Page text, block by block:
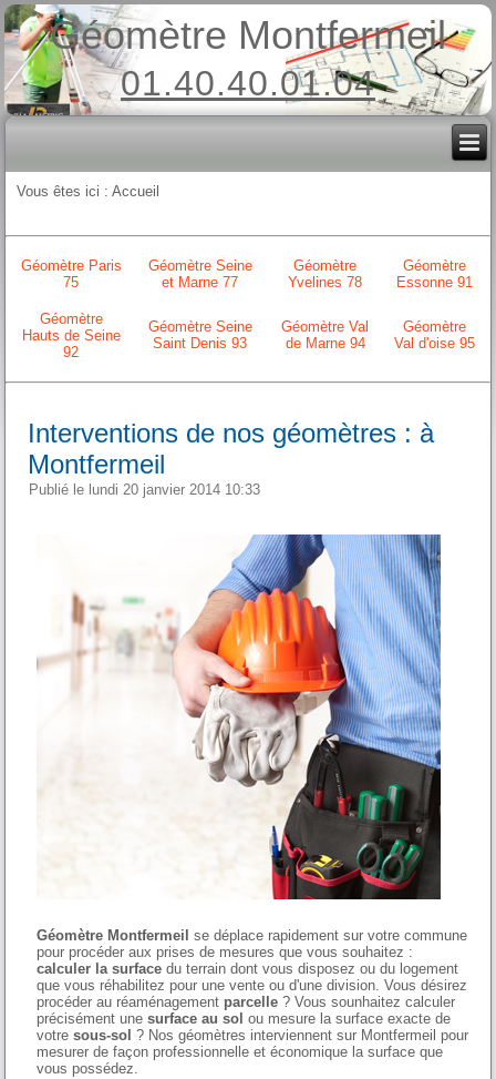
Géomètre Montfermeil
01.40.40.01.04
Vous êtes ici :Accueil
Géomètre Paris
75
Géomètre Seine
et Marne 77
Géomètre
Yvelines 78
Géomètre
Essonne 91
Géomètre
Hauts de Seine
92
Géomètre Seine
Saint Denis 93
Géomètre Val
de Marne 94
Géomètre
Val d'oise 95
Interventions de nos géomètres : à
Montfermeil
Publié le lundi 20 janvier 2014 10:33
Géomètre Montfermeil se déplace rapidement sur votre commune
pour procéder aux prises de mesures que vous souhaitez :
calculer la surface du terrain dont vous disposez ou du logement
que vous réhabilitez pour une vente ou d'une division. Vous désirez
procéder au réaménagement parcelle ? Vous sounhaitez calculer
précisément unesurface au sol ou mesure la surface exacte de
votresous-sol ? Nos géomètres interviennent sur Montfermeil pour
mesurer de façon professionnelle et économique la surface que
vous possédez.